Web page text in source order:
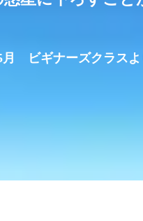
月 ビギナーズクラス